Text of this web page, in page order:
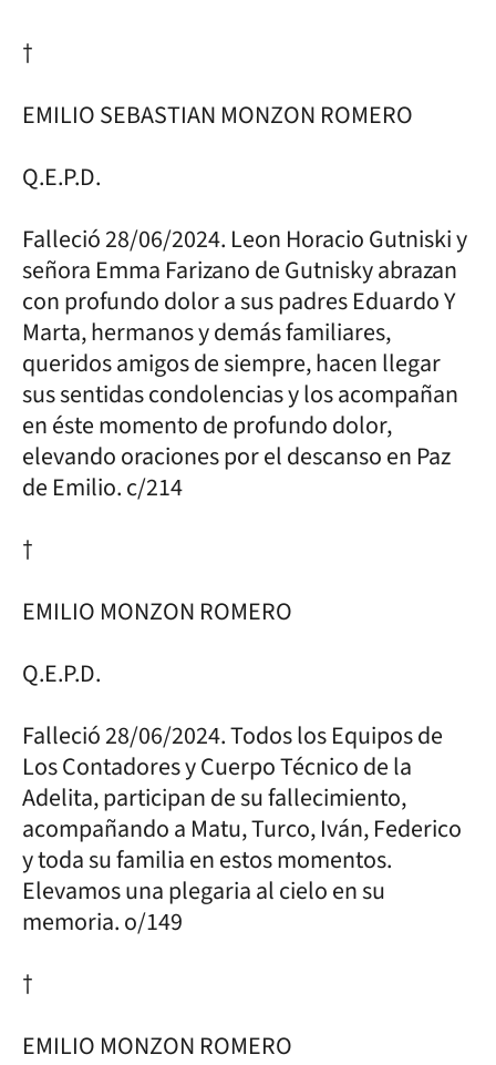
†
EMILIO SEBASTIAN MONZON ROMERO
Q.E.P.D.
Falleció 28/06/2024. Leon Horacio Gutniski y
señora Emma Farizano de Gutnisky abrazan
con profundo dolor a sus padres Eduardo Y
Marta, hermanos y demás familiares,
queridos amigos de siempre, hacen llegar
sus sentidas condolencias y los acompañan
en éste momento de profundo dolor,
elevando oraciones por el descanso en Paz
de Emilio. c/214
†
EMILIO MONZON ROMERO
Q.E.P.D.
Falleció 28/06/2024. Todos los Equipos de
Los Contadores y Cuerpo Técnico de la
Adelita, participan de su fallecimiento,
acompañando a Matu, Turco, Iván, Federico
y toda su familia en estos momentos.
Elevamos una plegaria al cielo en su
memoria. o/149
†
EMILIO MONZON ROMERO